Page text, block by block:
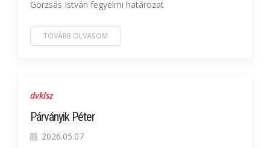
Gorzsás István fegyelmi határozat
TOVÁBB OLVASOM
dvklsz
Párványik Péter
2026.05.07